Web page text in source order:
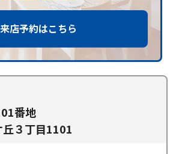
来店予約はこちら
番地
３丁目1101